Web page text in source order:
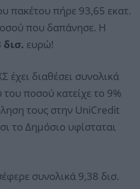
πακέτου πήρε 93,65 εκατ.
που δαπάνησε. Η
δισ. ευρώ!
έχει διαθέσει συνολικά
του ποσού κατείχε το 9%
τους στην UniCredit
το Δημόσιο υφίσταται
συνολικά 9,38 δισ.